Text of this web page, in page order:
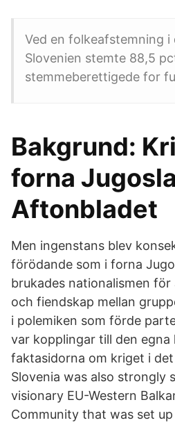
Ved en folkeafstemning i
Slovenien stemte 88,5
stemmeberettigede for
Bakgrund:
forna
Aftonbladet
Men ingenstans blev
förödande som i forna
brukades nationalismen
och fiendskap mellan
i polemiken som förde
var kopplingar till den egna
faktasidorna om kriget i
Slovenia was also strongly
visionary EU-Western
Community that was set